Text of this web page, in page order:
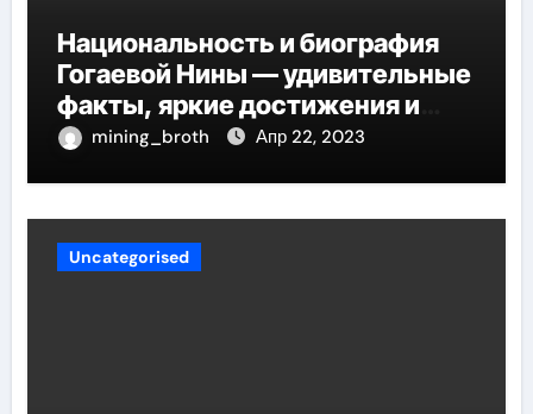
Национальность и биография
Гогаевой Нины — удивительные
факты, яркие достижения и
потрясающий путь к успеху
mining_broth Апр 22, 2023
Uncategorised